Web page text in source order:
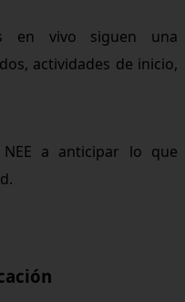
en vivo siguen una
actividades de inicio,
a anticipar lo que